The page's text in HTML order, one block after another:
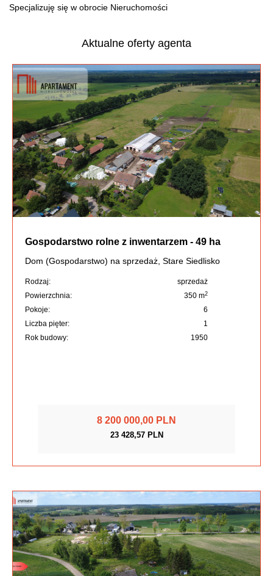
Specjalizuję się w obrocie Nieruchomości
Aktualne oferty agenta
Gospodarstwo rolne z inwentarzem - 49 ha
Dom (Gospodarstwo) na sprzedaż, Stare Siedlisko
Rodzaj:
sprzedaż
Powierzchnia:
350 m2
Pokoje:
6
Liczba pięter:
1
Rok budowy:
1950
8 200 000,00 PLN
23 428,57 PLN